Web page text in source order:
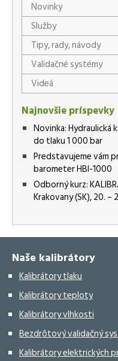
Novinky
Služby
Tipy, rady, návody
Validačné systémy
Videá
Najnovšie príspevky
Novinka: Hydraulická
do tlaku 1 000 bar
Predstavujeme vám
barometer HBI-1000
Odborný kurz:
Krakovany (SK), 20. –
Naše kalibrátory
Kalibrátory tlaku
Kalibrátory teploty
Kalibrátory vlhkosti
Bezdrôtový validačný
Kalibrátory elektrických